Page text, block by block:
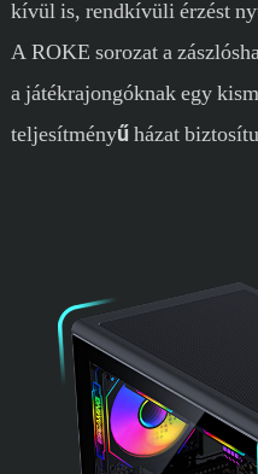
kívül is, rendkívüli érzést
A ROKE sorozat a
a játékrajongóknak egy
teljesítményű házat